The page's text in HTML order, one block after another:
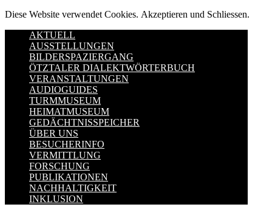
Diese Website verwendet Cookies. Akzeptieren und Schliessen.
AKTUELL
AUSSTELLUNGEN
BILDERSPAZIERGANG
ÖTZTALER DIALEKTWÖRTERBUCH
VERANSTALTUNGEN
AUDIOGUIDES
TURMMUSEUM
HEIMATMUSEUM
GEDÄCHTNISSPEICHER
ÜBER UNS
BESUCHERINFO
VERMITTLUNG
FORSCHUNG
PUBLIKATIONEN
NACHHALTIGKEIT
INKLUSION